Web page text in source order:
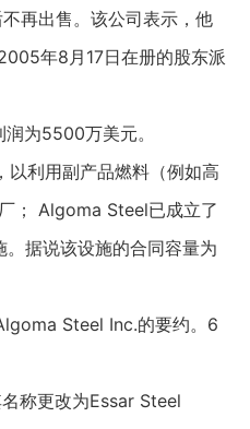
再出售。该公司表示，他
年8月17日在册的股东派
为5500万美元。
利用副产品燃料（例如高
； Algoma Steel已成立了
据说该设施的合同容量为
Steel Inc.的要约。6
称更改为Essar Steel